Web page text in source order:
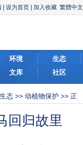
设为首页 加入收藏 繁體中文
环境
生态
文库 社区
态 >> 动植物保护 >> 正
回归故里